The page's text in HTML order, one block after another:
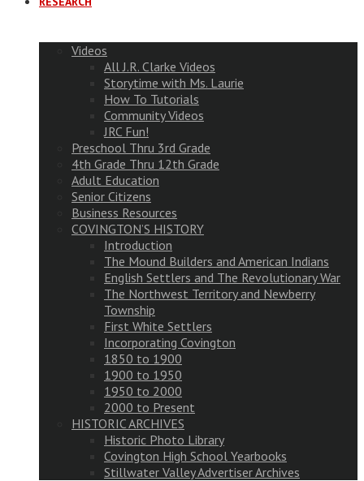
Videos
All J.R. Clarke Videos
Storytime with Ms. Laurie
How To Tutorials
Community Videos
JRC Fun!
Preschool Thru 3rd Grade
4th Grade Thru 12th Grade
Adult Education
Senior Citizens
Business Resources
COVINGTON’S HISTORY
Introduction
The Mound Builders and American Indians
English Settlers and The Revolutionary War
The Northwest Territory and Newberry
Township
First White Settlers
Incorporating Covington
1850 to 1900
1900 to 1950
1950 to 2000
2000 to Present
HISTORIC ARCHIVES
Historic Photo Library
Covington High School Yearbooks
Stillwater Valley Advertiser Archives